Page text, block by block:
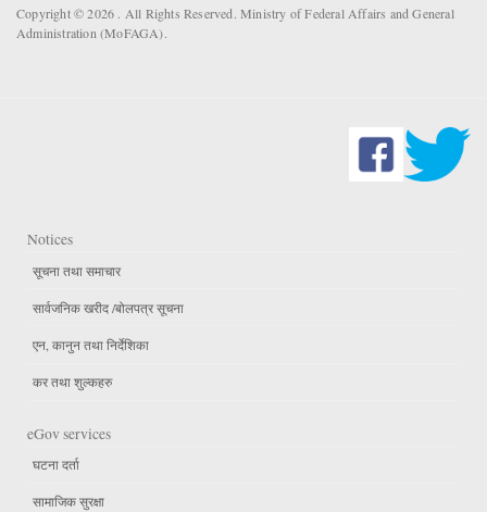
Copyright © 2026 . All Rights Reserved. Ministry of Federal Affairs and General
Administration (MoFAGA).
Notices
सूचना तथा समाचार
सार्वजनिक खरीद /बोलपत्र सूचना
एन, कानुन तथा निर्देशिका
कर तथा शुल्कहरु
eGov services
घटना दर्ता
सामाजिक सुरक्षा